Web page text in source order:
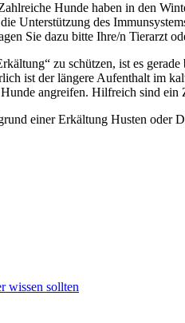
Hunde haben in den
Unterstützung des
Sie dazu bitte Ihre/n Tierarzt
zu schützen, ist es
ist der längere Aufenthalt im
angreifen. Hilfreich sind ein
einer Erkältung Husten oder
wissen sollten